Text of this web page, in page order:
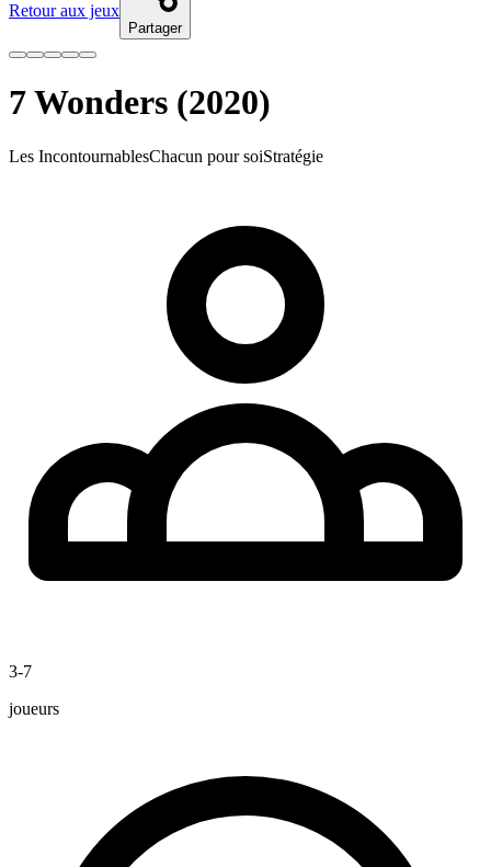
Retour aux jeux
Partager
7 Wonders (2020)
Les IncontournablesChacun pour soiStratégie
3-7
joueurs